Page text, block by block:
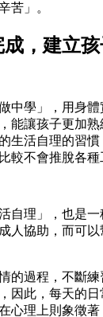
苦」。
，建立
中學」，用身
能讓孩子更加
生活自理的習
較不會推脫各種
自理」，也是一
人協助，而可
的過程，不斷練
因此，每天的
心理上則象徵